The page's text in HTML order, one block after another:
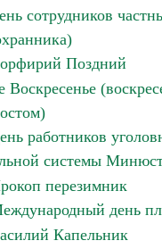
сотрудников
Поздний
работников
системы
перезимник
день
Капельник